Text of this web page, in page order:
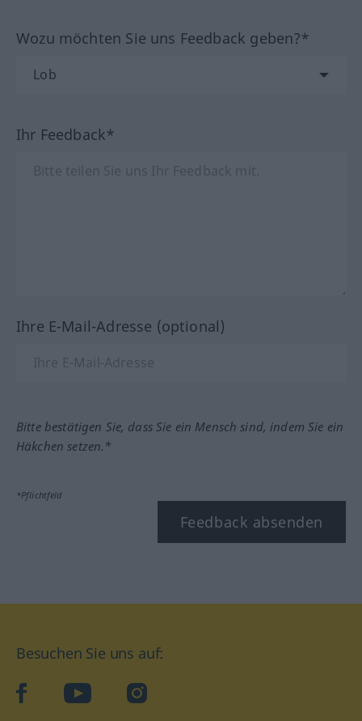
Wozu möchten Sie uns Feedback geben?*
Ihr Feedback*
Ihre E-Mail-Adresse (optional)
Bitte bestätigen Sie, dass Sie ein Mensch sind, indem Sie ein
Häkchen setzen.*
*Pflichtfeld
Feedback absenden
Besuchen Sie uns auf:
facebookYouTube Instagram